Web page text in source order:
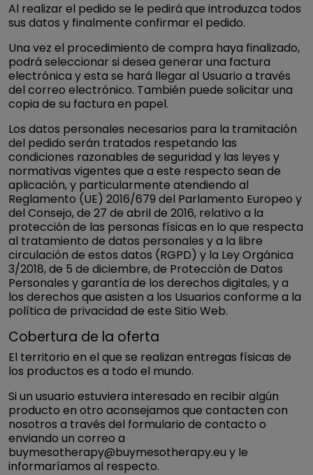
Al realizar el pedido se le pedirá que introduzca todos
sus datos y finalmente confirmar el pedido.
Una vez el procedimiento de compra haya finalizado,
podrá seleccionar si desea generar una factura
electrónica y esta se hará llegar al Usuario a través
del correo electrónico. También puede solicitar una
copia de su factura en papel.
Los datos personales necesarios para la tramitación
del pedido serán tratados respetando las
condiciones razonables de seguridad y las leyes y
normativas vigentes que a este respecto sean de
aplicación, y particularmente atendiendo al
Reglamento (UE) 2016/679 del Parlamento Europeo y
del Consejo, de 27 de abril de 2016, relativo a la
protección de las personas físicas en lo que respecta
al tratamiento de datos personales y a la libre
circulación de estos datos (RGPD) y la Ley Orgánica
3/2018, de 5 de diciembre, de Protección de Datos
Personales y garantía de los derechos digitales, y a
los derechos que asisten a los Usuarios conforme a la
política de privacidad de este Sitio Web.
Cobertura de la oferta
El territorio en el que se realizan entregas físicas de
los productos es a todo el mundo.
Si un usuario estuviera interesado en recibir algún
producto en otro aconsejamos que contacten con
nosotros a través del formulario de contacto o
enviando un correo a
buymesotherapy@buymesotherapy.eu y le
informaríamos al respecto.